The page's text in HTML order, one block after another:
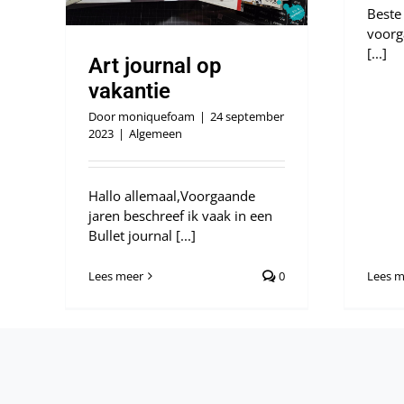
Art journal op
vakantie
Door moniquefoam | 24 september
2023 | Algemeen
Hallo allemaal,Voorgaande
jaren beschreef ik vaak in een
Bullet journal [...]
Lees meer 0
[...]
Lees